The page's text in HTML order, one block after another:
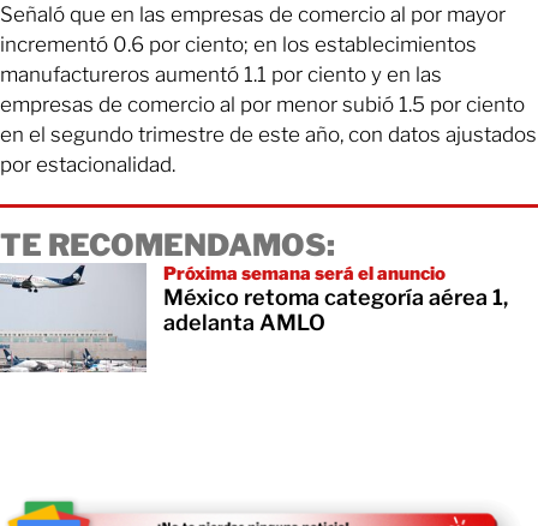
Señaló que en las empresas de comercio al por mayor
incrementó 0.6 por ciento; en los establecimientos
manufactureros aumentó 1.1 por ciento y en las
empresas de comercio al por menor subió 1.5 por ciento
en el segundo trimestre de este año, con datos ajustados
por estacionalidad.
TE RECOMENDAMOS:
Próxima semana será el anuncio
México retoma categoría aérea 1,
adelanta AMLO